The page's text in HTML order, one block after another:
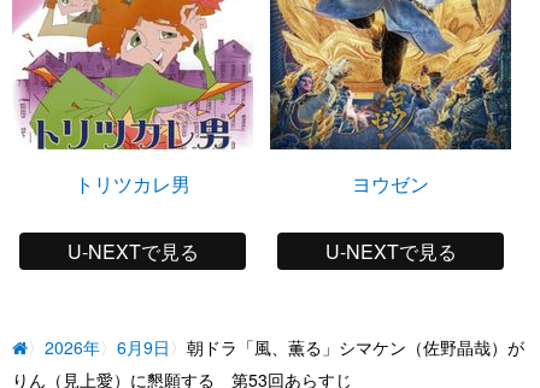
トリツカレ男
U-NEXTで見る
ヨウゼン
U-NEXTで見る
2026年 6月9日
朝ドラ「風、薫る」シマケン（佐野晶哉）が
りん（見上愛）に懇願する 第53回あらすじ